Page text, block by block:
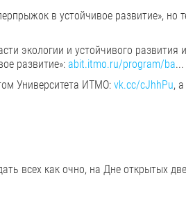
в устойчивое развитие», но
экологии и устойчивого развития
развитие»: abit.itmo.ru/program/ba...
Университета ИТМО: vk.cc/cJhhPu,
всех как очно, на Дне открытых